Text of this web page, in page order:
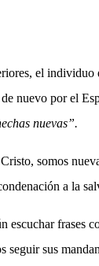
el
nuevo por el
nuevas”.
somos
a la
escuchar frases
seguir sus